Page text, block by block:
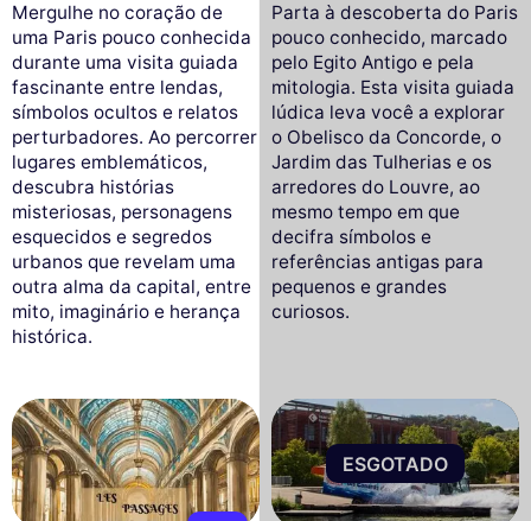
Mergulhe no coração de
uma Paris pouco conhecida
durante uma visita guiada
fascinante entre lendas,
símbolos ocultos e relatos
perturbadores. Ao percorrer
lugares emblemáticos,
descubra histórias
misteriosas, personagens
esquecidos e segredos
urbanos que revelam uma
outra alma da capital, entre
mito, imaginário e herança
histórica.
Parta à descoberta do Paris
pouco conhecido, marcado
pelo Egito Antigo e pela
mitologia. Esta visita guiada
lúdica leva você a explorar
o Obelisco da Concorde, o
Jardim das Tulherias e os
arredores do Louvre, ao
mesmo tempo em que
decifra símbolos e
referências antigas para
pequenos e grandes
curiosos.
ESGOTADO